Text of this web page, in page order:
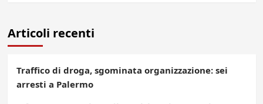
Articoli recenti
Traffico di droga, sgominata organizzazione: sei
arresti a Palermo